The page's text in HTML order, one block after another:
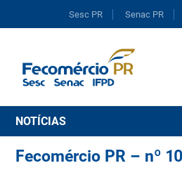
Sesc PR Senac PR
NOTÍCIAS
Fecomércio PR – nº